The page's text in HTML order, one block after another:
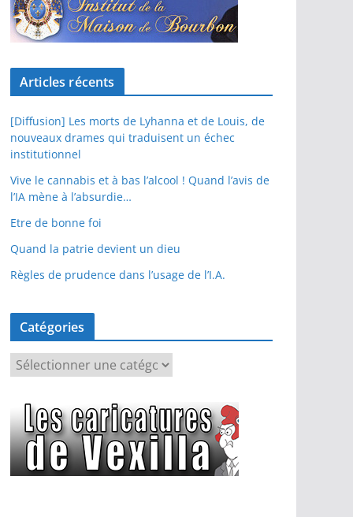
Articles récents
[Diffusion] Les morts de Lyhanna et de Louis, de
nouveaux drames qui traduisent un échec
institutionnel
Vive le cannabis et à bas l’alcool ! Quand l’avis de
l’IA mène à l’absurdie…
Etre de bonne foi
Quand la patrie devient un dieu
Règles de prudence dans l’usage de l’I.A.
Catégories
é
g
o
r